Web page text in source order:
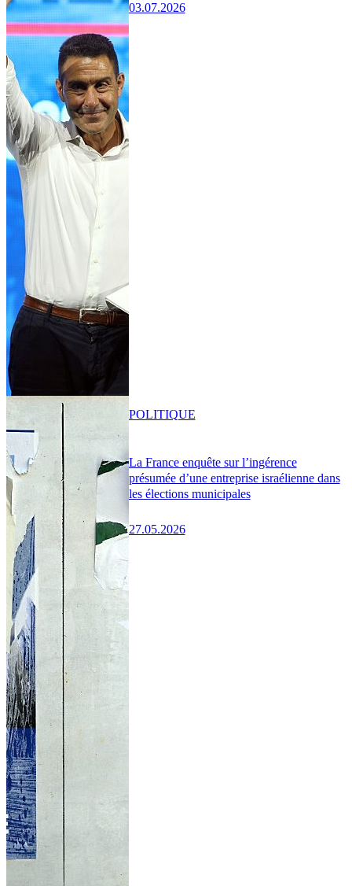
03.07.2026
La France enquête sur l’ingérence
présumée d’une entreprise israélienne dans
les élections municipales
27.05.2026
POLITIQUE